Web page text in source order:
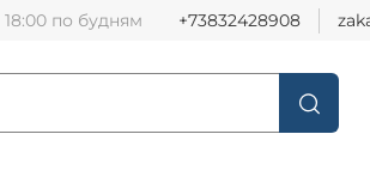
18:00 по будням +73832428908